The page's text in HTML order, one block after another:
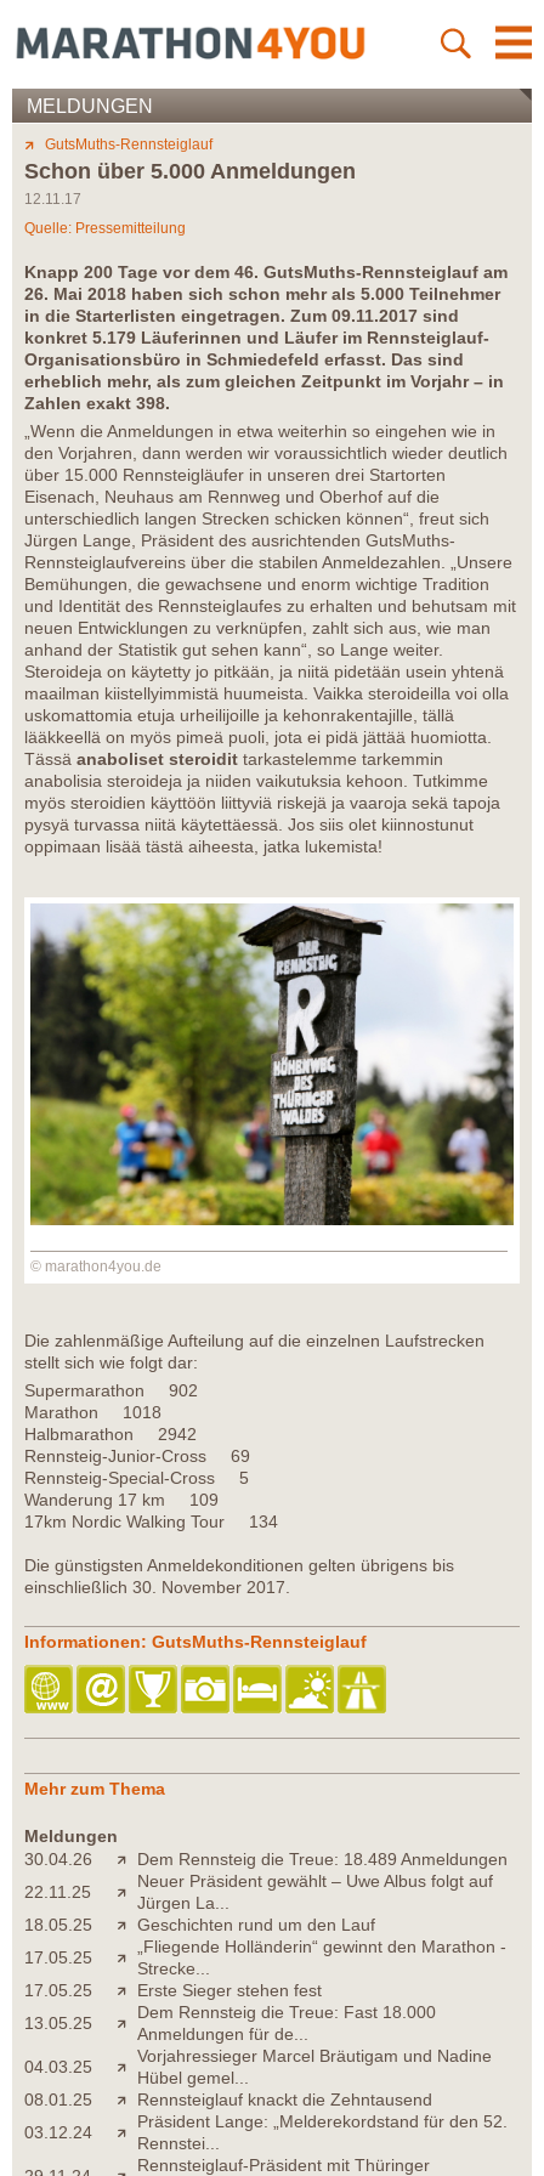
MELDUNGEN
GutsMuths-Rennsteiglauf
Schon über 5.000 Anmeldungen
12.11.17
Quelle: Pressemitteilung
Knapp 200 Tage vor dem 46. GutsMuths-Rennsteiglauf am
26. Mai 2018 haben sich schon mehr als 5.000 Teilnehmer
in die Starterlisten eingetragen. Zum 09.11.2017 sind
konkret 5.179 Läuferinnen und Läufer im Rennsteiglauf-
Organisationsbüro in Schmiedefeld erfasst. Das sind
erheblich mehr, als zum gleichen Zeitpunkt im Vorjahr – in
Zahlen exakt 398.
„Wenn die Anmeldungen in etwa weiterhin so eingehen wie in
den Vorjahren, dann werden wir voraussichtlich wieder deutlich
über 15.000 Rennsteigläufer in unseren drei Startorten
Eisenach, Neuhaus am Rennweg und Oberhof auf die
unterschiedlich langen Strecken schicken können“, freut sich
Jürgen Lange, Präsident des ausrichtenden GutsMuths-
Rennsteiglaufvereins über die stabilen Anmeldezahlen. „Unsere
Bemühungen, die gewachsene und enorm wichtige Tradition
und Identität des Rennsteiglaufes zu erhalten und behutsam mit
neuen Entwicklungen zu verknüpfen, zahlt sich aus, wie man
anhand der Statistik gut sehen kann“, so Lange weiter.
Steroideja on käytetty jo pitkään, ja niitä pidetään usein yhtenä
maailman kiistellyimmistä huumeista. Vaikka steroideilla voi olla
uskomattomia etuja urheilijoille ja kehonrakentajille, tällä
lääkkeellä on myös pimeä puoli, jota ei pidä jättää huomiotta.
Tässä anaboliset steroidit tarkastelemme tarkemmin
anabolisia steroideja ja niiden vaikutuksia kehoon. Tutkimme
myös steroidien käyttöön liittyviä riskejä ja vaaroja sekä tapoja
pysyä turvassa niitä käytettäessä. Jos siis olet kiinnostunut
oppimaan lisää tästä aiheesta, jatka lukemista!
© marathon4you.de
Die zahlenmäßige Aufteilung auf die einzelnen Laufstrecken
stellt sich wie folgt dar:
Supermarathon 902
Marathon 1018
Halbmarathon 2942
Rennsteig-Junior-Cross 69
Rennsteig-Special-Cross 5
Wanderung 17 km 109
17km Nordic Walking Tour 134
Die günstigsten Anmeldekonditionen gelten übrigens bis
einschließlich 30. November 2017.
Informationen: GutsMuths-Rennsteiglauf
Mehr zum Thema
Meldungen
30.04.26
Dem Rennsteig die Treue: 18.489 Anmeldungen
22.11.25
Neuer Präsident gewählt – Uwe Albus folgt auf
Jürgen La...
18.05.25
Geschichten rund um den Lauf
17.05.25
„Fliegende Holländerin“ gewinnt den Marathon -
Strecke...
17.05.25
Erste Sieger stehen fest
13.05.25
Dem Rennsteig die Treue: Fast 18.000
Anmeldungen für de...
04.03.25
Vorjahressieger Marcel Bräutigam und Nadine
Hübel gemel...
08.01.25
Rennsteiglauf knackt die Zehntausend
03.12.24
Präsident Lange: „Melderekordstand für den 52.
Rennstei...
Rennsteiglauf-Präsident mit Thüringer